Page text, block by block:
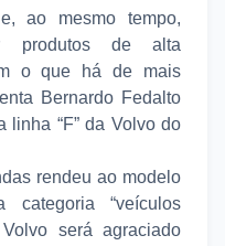
ao mesmo tempo,
produtos de alta
o que há de mais
Bernardo Fedalto
linha “F” da Volvo do
rendeu ao modelo
“veículos
será agraciado